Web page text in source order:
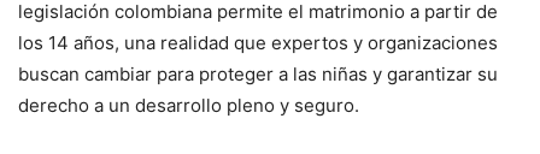
legislación colombiana permite el matrimonio a partir de
los 14 años, una realidad que expertos y organizaciones
buscan cambiar para proteger a las niñas y garantizar su
derecho a un desarrollo pleno y seguro.